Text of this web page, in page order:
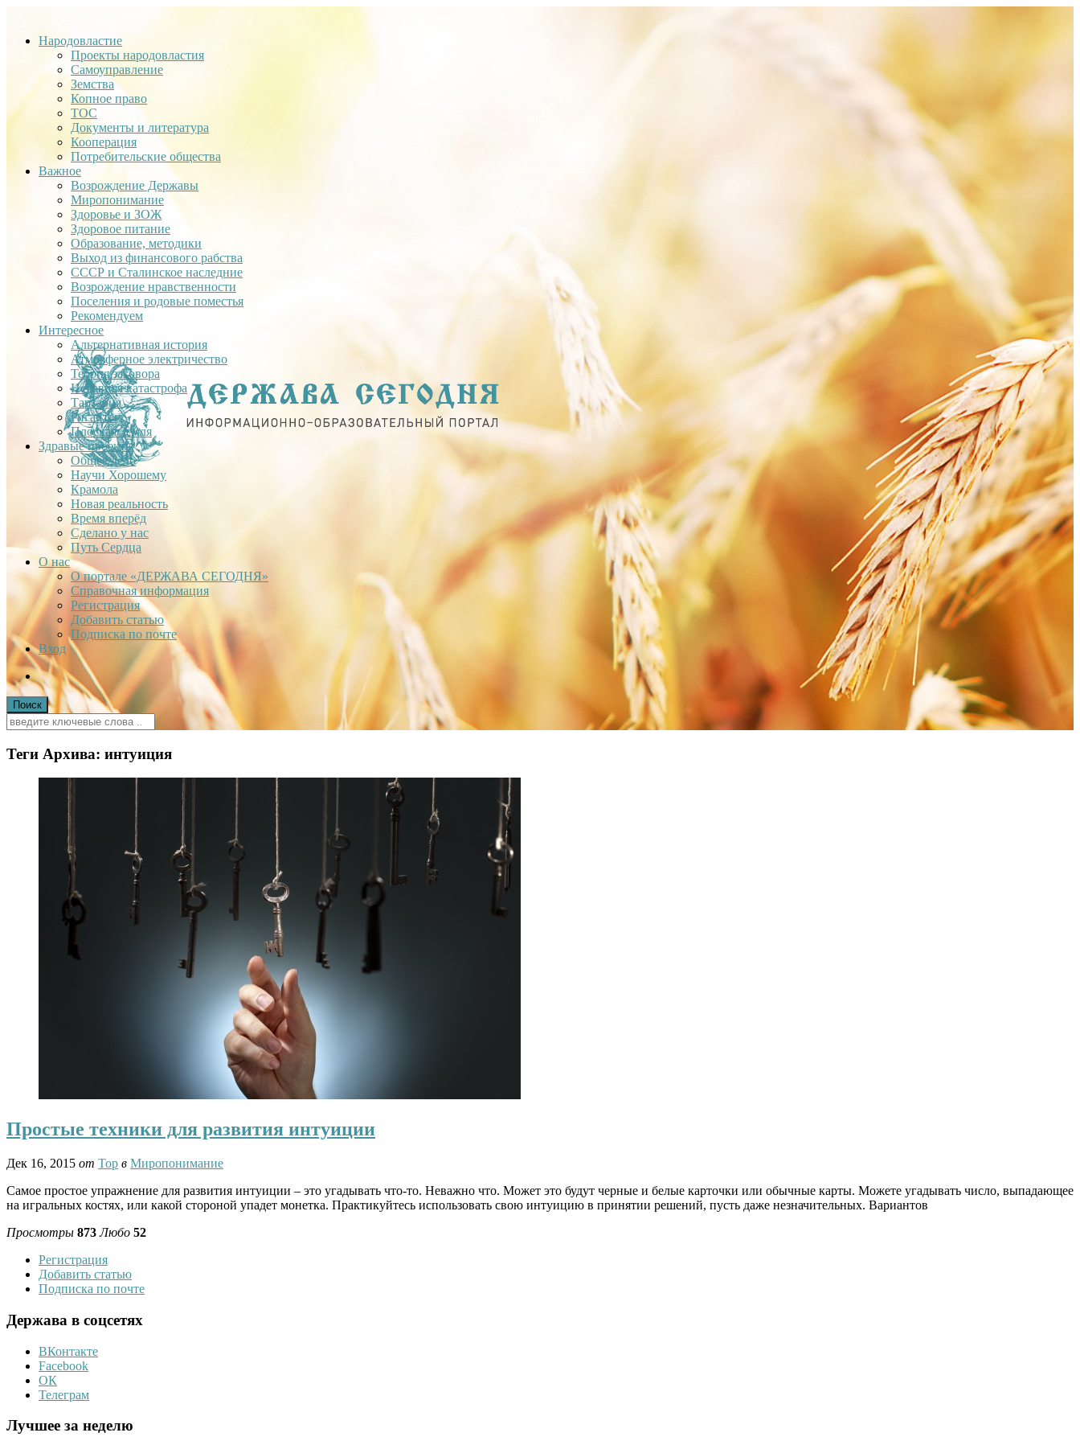
Народовластие
Проекты народовластия
Самоуправление
Земства
Копное право
ТОС
Документы и литература
Кооперация
Потребительские общества
Важное
Возрождение Державы
Миропонимание
Здоровье и ЗОЖ
Здоровое питание
Образование, методики
Выход из финансового рабства
СССР и Сталинское наследние
Возрождение нравственности
Поселения и родовые поместья
Рекомендуем
Интересное
Альтернативная история
Атмосферное электричество
Теория заговора
Недавняя катастрофа
Тартария
Гиганты
Плоская Земля
Здравые проекты
Общее дело
Научи Хорошему
Крамола
Новая реальность
Время вперёд
Сделано у нас
Путь Сердца
О нас
О портале «ДЕРЖАВА СЕГОДНЯ»
Справочная информация
Регистрация
Добавить статью
Подписка по почте
Вход
Теги Архива: интуиция
Простые техники для развития интуиции
Дек 16, 2015 от Тор в Миропонимание
Самое простое упражнение для развития интуиции – это угадывать что-то. Неважно что. Может это будут черные и белые карточки или обычные карты. Можете угадывать число, выпадающее
на игральных костях, или какой стороной упадет монетка. Практикуйтесь использовать свою интуицию в принятии решений, пусть даже незначительных. Вариантов
Просмотры 873 Любо 52
Регистрация
Добавить статью
Подписка по почте
Держава в соцсетях
ВКонтакте
Facebook
ОК
Телеграм
Лучшее за неделю